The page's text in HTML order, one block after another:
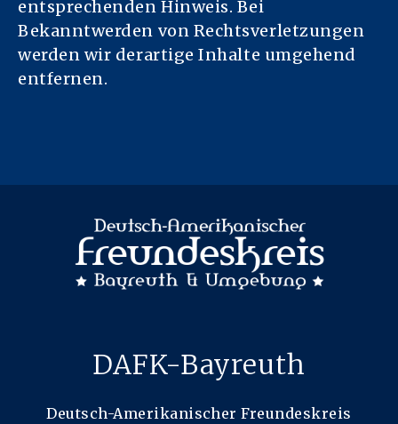
entsprechenden Hinweis. Bei
Bekanntwerden von Rechtsverletzungen
werden wir derartige Inhalte umgehend
entfernen.
DAFK-Bayreuth
Deutsch-Amerikanischer Freundeskreis